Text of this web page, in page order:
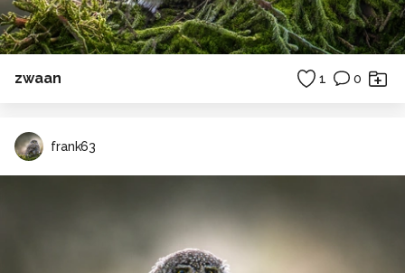
zwaan 1 0
frank63